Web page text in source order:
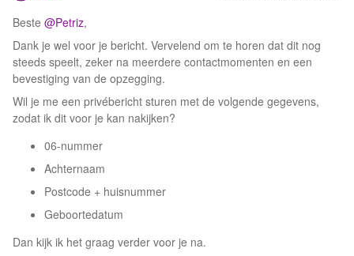
Beste ​ @Petriz,
Dank je wel voor je bericht. Vervelend om te horen dat dit nog
steeds speelt, zeker na meerdere contactmomenten en een
bevestiging van de opzegging.
Wil je me een privébericht sturen met de volgende gegevens,
zodat ik dit voor je kan nakijken?
06-nummer
Achternaam
Postcode + huisnummer
Geboortedatum
Dan kijk ik het graag verder voor je na.